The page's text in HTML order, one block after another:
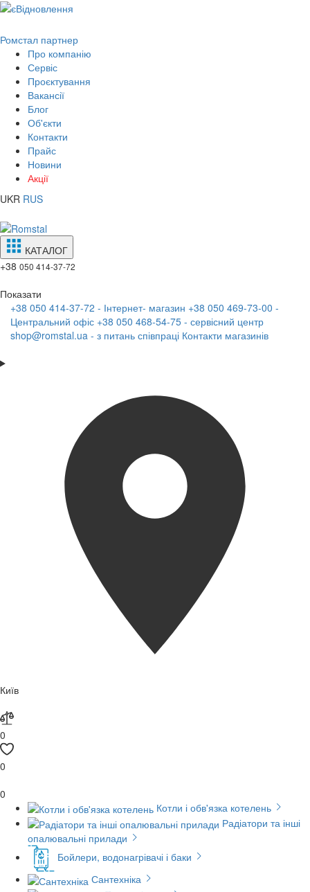
Ромстал партнер
Про компанію
Сервіс
Проєктування
Вакансії
Блог
Об'єкти
Контакти
Прайс
Новини
Акції
UKR RUS
КАТАЛОГ
+38 050 414-37-72
Показати
+38 050 414-37-72 - Інтернет- магазин +38 050 469-73-00 -
Центральний офіс +38 050 468-54-75 - сервісний центр
shop@romstal.ua - з питань співпраці Контакти магазинів
Київ
0
0
0
Котли і обв'язка котелень
Радіатори та інші
опалювальні прилади
Бойлери, водонагрівачі і баки
Сантехніка